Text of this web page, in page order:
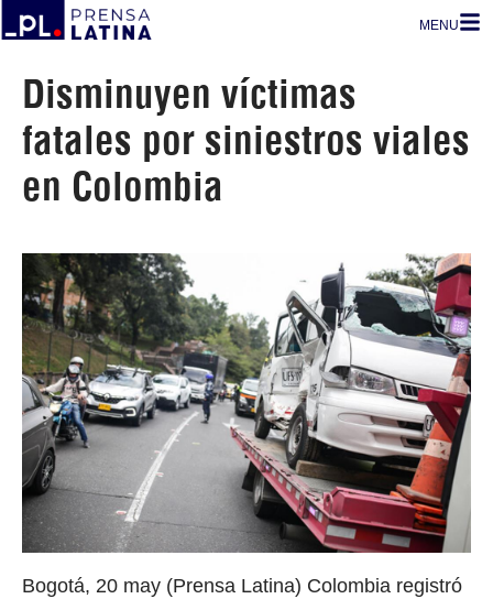
MENU
Disminuyen víctimas
fatales por siniestros viales
en Colombia
Bogotá, 20 may (Prensa Latina) Colombia registró